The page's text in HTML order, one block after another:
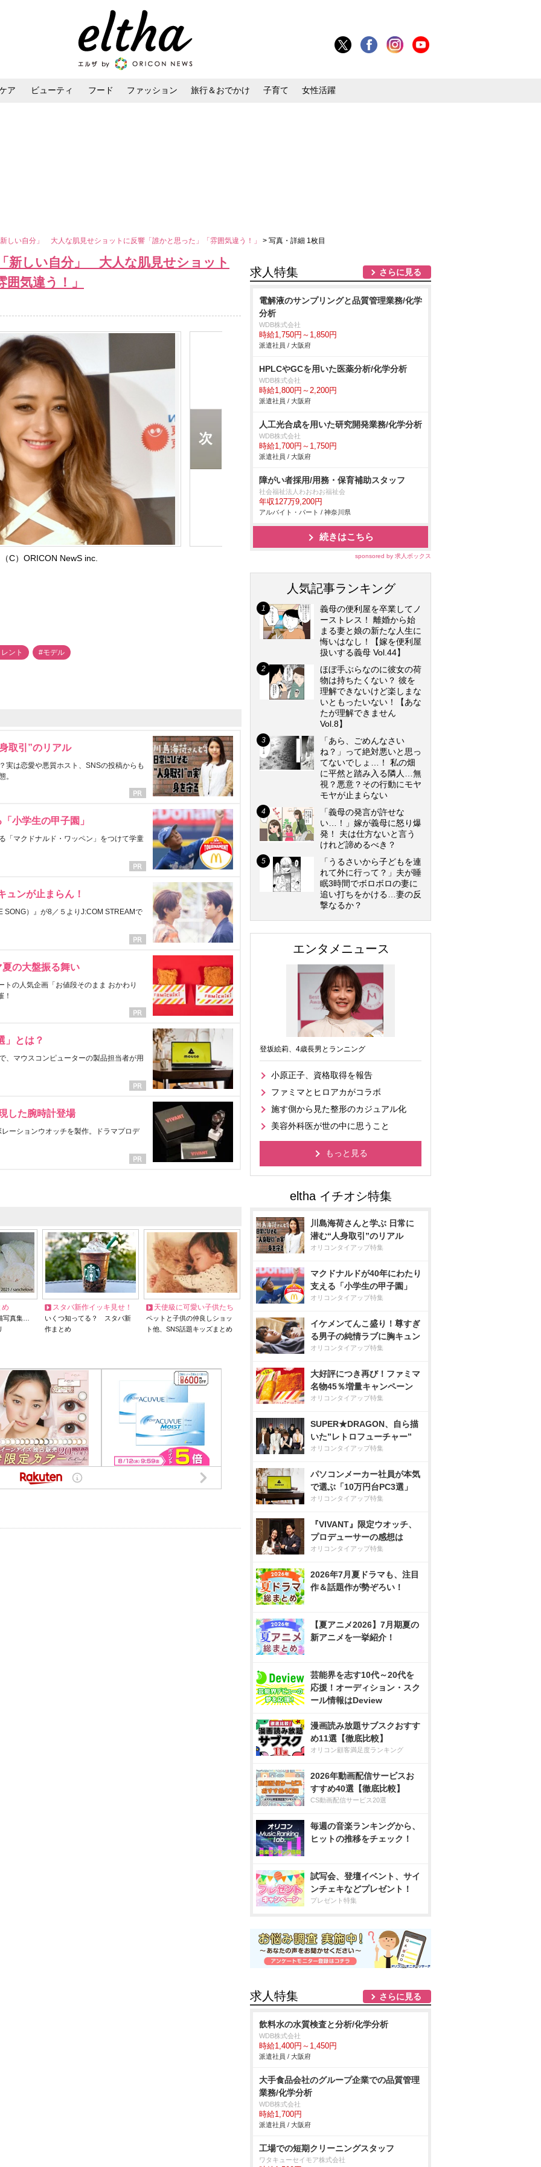
ア ビューティ フード ファッション 旅行＆おでかけ 子育て 女性活躍
しい自分」 大人な肌見せショットに反響「誰かと思った」「雰囲気違う！」 > 写真・詳細 1枚目
新しい自分」 大人な肌見せショット
気違う！」
C）ORICON NewS inc.
ント #モデル
取引”のリアル
実は恋愛や悪質ホスト、SNSの投稿からも
。
小学生の甲子園」
「マクドナルド・ワッペン」をつけて学童
ュンが止まらん！
SONG）』が8／５よりJ:COM STREAMで
の大盤振る舞い
の人気企画「お値段そのまま おかわり
！
」とは？
、マウスコンピューターの製品担当者が用
した腕時計登場
ーションウオッチを製作。ドラマプロデ
め
写真集…
スタバ新作イッキ見せ！
いくつ知ってる？ スタバ新
作まとめ
天使級に可愛い子供たち
ペットと子供の仲良しショッ
ト他、SNS話題キッズまとめ
求人特集 さらに見る
電解液のサンプリングと品質管理業務/化学
分析
WDB株式会社
時給1,750円～1,850円
派遣社員 / 大阪府
HPLCやGCを用いた医薬分析/化学分析
WDB株式会社
時給1,800円～2,200円
派遣社員 / 大阪府
人工光合成を用いた研究開発業務/化学分析
WDB株式会社
時給1,700円～1,750円
派遣社員 / 大阪府
障がい者採用/用務・保育補助スタッフ
社会福祉法人わおわお福祉会
年収127万9,200円
アルバイト・パート / 神奈川県
続きはこちら
sponsored by 求人ボックス
人気記事ランキング
義母の便利屋を卒業してノ
ーストレス！ 離婚から始
まる妻と娘の新たな人生に
悔いはなし！【嫁を便利屋
扱いする義母 Vol.44】
ほぼ手ぶらなのに彼女の荷
物は持ちたくない？ 彼を
理解できないけど楽しまな
いともったいない！【あな
たが理解できません
Vol.8】
「あら、ごめんなさい
ね？」って絶対悪いと思っ
てないでしょ…！ 私の畑
に平然と踏み入る隣人…無
視？悪意？その行動にモヤ
モヤが止まらない
「義母の発言が許せな
い…！」嫁が義母に怒り爆
発！ 夫は仕方ないと言う
けれど諦めるべき？
「うるさいから子どもを連
れて外に行って？」夫が睡
眠3時間でボロボロの妻に
追い打ちをかける…妻の反
撃なるか？
エンタメニュース
登坂絵莉、4歳長男とランニング
小原正子、資格取得を報告
ファミマとヒロアカがコラボ
施す側から見た整形のカジュアル化
美容外科医が世の中に思うこと
もっと見る
川島海荷さんと学ぶ 日常に
潜む“人身取引”のリアル
オリコンタイアップ特集
マクドナルドが40年にわたり
支える「小学生の甲子園」
オリコンタイアップ特集
イケメンてんこ盛り！尊すぎ
る男子の純情ラブに胸キュン
オリコンタイアップ特集
大好評につき再び！ファミマ
名物45％増量キャンペーン
オリコンタイアップ特集
SUPER★DRAGON、自ら描
いた”レトロフューチャー”
オリコンタイアップ特集
パソコンメーカー社員が本気
で選ぶ「10万円台PC3選」
オリコンタイアップ特集
『VIVANT』限定ウオッチ、
プロデューサーの感想は
オリコンタイアップ特集
2026年7月夏ドラマも、注目
作＆話題作が勢ぞろい！
【夏アニメ2026】7月期夏の
新アニメを一挙紹介！
芸能界を志す10代～20代を
応援！オーディション・スク
ール情報はDeview
漫画読み放題サブスクおすす
め11選【徹底比較】
オリコン顧客満足度ランキング
2026年動画配信サービスお
すすめ40選【徹底比較】
CS動画配信サービス20選
毎週の音楽ランキングから、
ヒットの推移をチェック！
試写会、登壇イベント、サイ
ンチェキなどプレゼント！
プレゼント特集
求人特集 さらに見る
飲料水の水質検査と分析/化学分析
WDB株式会社
時給1,400円～1,450円
派遣社員 / 大阪府
大手食品会社のグループ企業での品質管理
業務/化学分析
WDB株式会社
時給1,700円
派遣社員 / 大阪府
工場での短期クリーニングスタッフ
ワタキューセイモア株式会社